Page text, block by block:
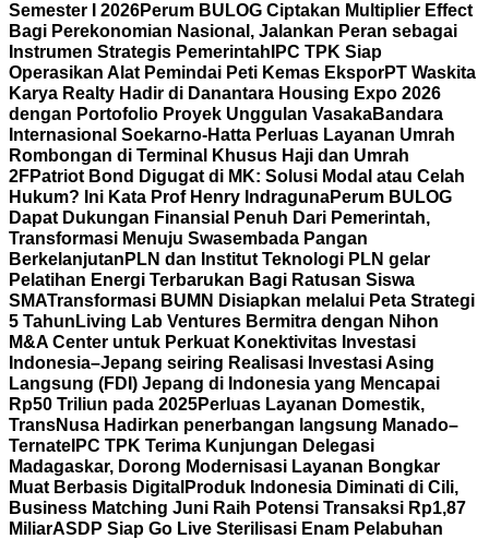
Semester I 2026Perum BULOG Ciptakan Multiplier Effect
Bagi Perekonomian Nasional, Jalankan Peran sebagai
Instrumen Strategis Pemerintah IPC TPK Siap
Operasikan Alat Pemindai Peti Kemas EksporPT Waskita
Karya Realty Hadir di Danantara Housing Expo 2026
dengan Portofolio Proyek Unggulan VasakaBandara
Internasional Soekarno-Hatta Perluas Layanan Umrah
Rombongan di Terminal Khusus Haji dan Umrah
2FPatriot Bond Digugat di MK: Solusi Modal atau Celah
Hukum? Ini Kata Prof Henry IndragunaPerum BULOG
Dapat Dukungan Finansial Penuh Dari Pemerintah,
Transformasi Menuju Swasembada Pangan
Berkelanjutan PLN dan Institut Teknologi PLN gelar
Pelatihan Energi Terbarukan Bagi Ratusan Siswa
SMATransformasi BUMN Disiapkan melalui Peta Strategi
5 Tahun Living Lab Ventures Bermitra dengan Nihon
M&A Center untuk Perkuat Konektivitas Investasi
Indonesia–Jepang seiring Realisasi Investasi Asing
Langsung (FDI) Jepang di Indonesia yang Mencapai
Rp50 Triliun pada 2025Perluas Layanan Domestik,
TransNusa Hadirkan penerbangan langsung Manado–
Ternate IPC TPK Terima Kunjungan Delegasi
Madagaskar, Dorong Modernisasi Layanan Bongkar
Muat Berbasis Digital Produk Indonesia Diminati di Cili,
Business Matching Juni Raih Potensi Transaksi Rp1,87
MiliarASDP Siap Go Live Sterilisasi Enam Pelabuhan